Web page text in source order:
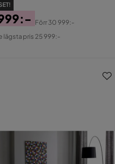
Förr30 999:-
lägsta pris 25 999:-